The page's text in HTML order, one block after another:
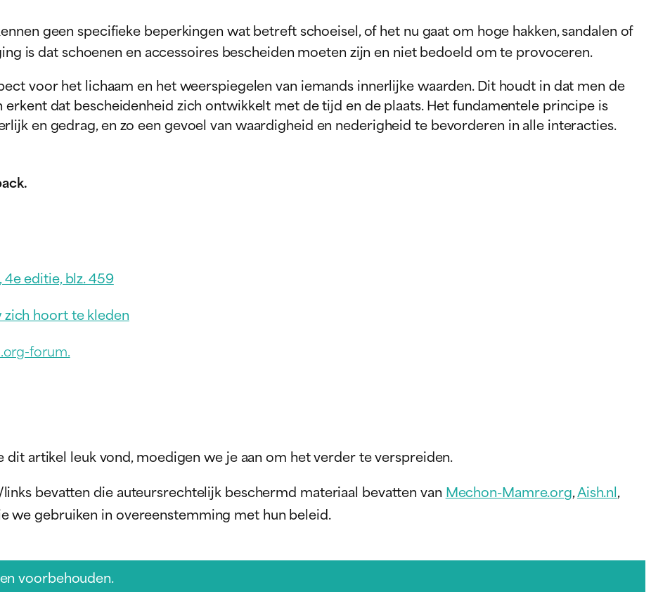
geen specifieke beperkingen wat betreft schoeisel, of het nu gaat om hoge hakken, sandalen of
is dat schoenen en accessoires bescheiden moeten zijn en niet bedoeld om te provoceren.
voor het lichaam en het weerspiegelen van iemands innerlijke waarden. Dit houdt in dat men de
dat bescheidenheid zich ontwikkelt met de tijd en de plaats. Het fundamentele principe is
en gedrag, en zo een gevoel van waardigheid en nederigheid te bevorderen in alle interacties.
editie, blz. 459
hoort te kleden
forum.
artikel leuk vond, moedigen we je aan om het verder te verspreiden.
bevatten die auteursrechtelijk beschermd materiaal bevatten van Mechon-Mamre.org,Aish.nl,
we gebruiken in overeenstemming met hun beleid.
voorbehouden.